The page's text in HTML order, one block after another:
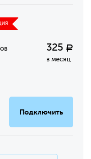
325 Р
в месяц
Подключить